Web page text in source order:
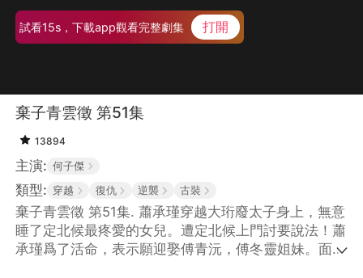
試看15s，下載app觀看完整劇集 打開
棄子青雲徵 第51集
13894
主演: 何子傑
類型: 穿越 復仇 逆襲 古裝
棄子青雲徵 第51集. 蕭承瑾穿越大珩廢太子身上，無意
睡了定北候最疼愛的女兒。遭定北候上門討要說法！蕭
承瑾爲了活命，表示願迎娶傅青沅，傅冬靈姐妹。面對